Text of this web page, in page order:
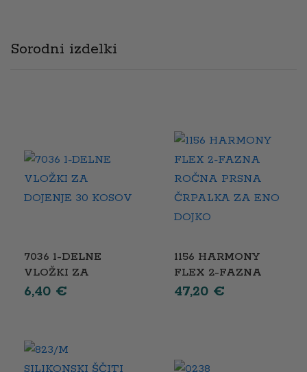
Sorodni izdelki
7036 1-DELNE
VLOŽKI ZA
DOJENJE 30
6,40 €
1156 HARMONY
FLEX 2-FAZNA
ROČNA PRSNA
47,20 €